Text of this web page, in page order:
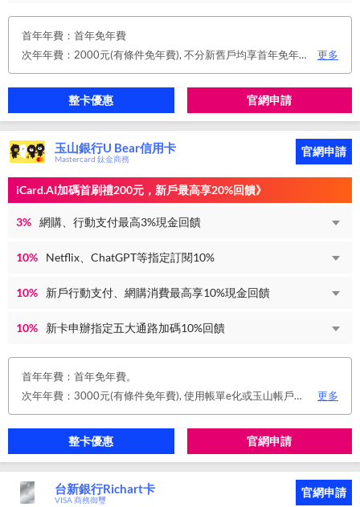
首年年費：首年免年費
次年年費：2000元(有條件免年費), 不分新舊戶均享首年免年費，第二年起符合以下條件享年費優惠辦法： 1.使用非紙本帳單(電子帳單或行動帳單)終身免年費。 2.前一年消費滿8 萬或 12 次享次年免年費。
更多
整卡優惠 官網申請
玉山銀行U Bear信用卡
Mastercard 鈦金商務
官網申請
iCard.AI加碼首刷禮200元，新戶最高享20%回饋》
3% 網購、行動支付最高3%現金回饋
10% Netflix、ChatGPT等指定訂閱10%
10% 新戶行動支付、網購消費最高享10%現金回饋
10% 新卡申辦指定五大通路加碼10%回饋
首年年費：首年免年費。
次年年費：3000元(有條件免年費), 使用帳單e化或玉山帳戶自動扣繳信用卡款或任消費一筆享免年費優惠。
更多
整卡優惠 官網申請
台新銀行Richart卡
VISA 商務御璽
官網申請